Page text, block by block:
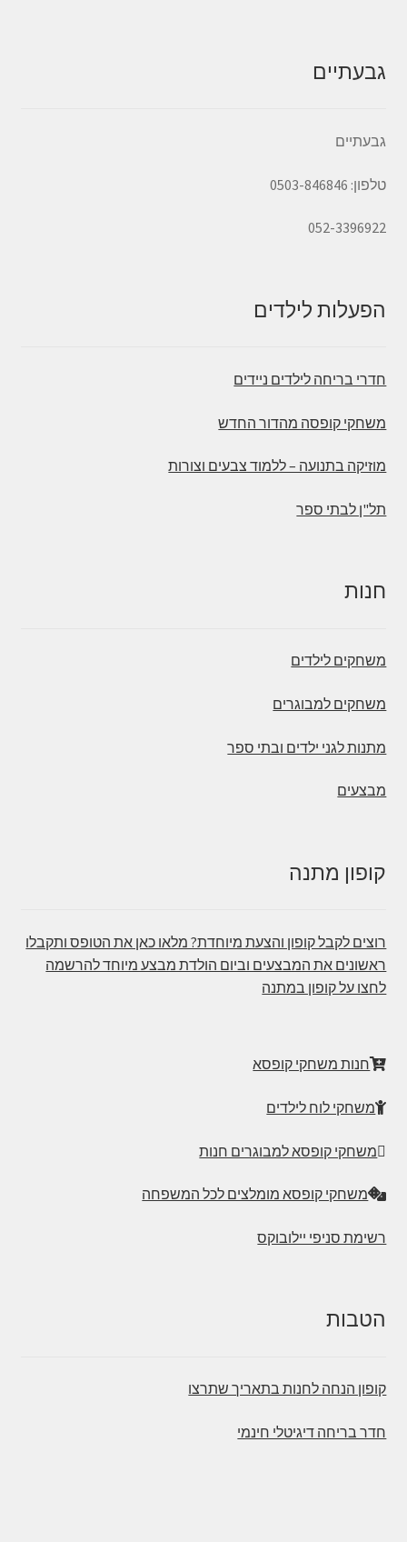
גבעתיים
גבעתיים
טלפון: 0503-846846
052-3396922
הפעלות לילדים
חדרי בריחה לילדים ניידים
משחקי קופסה מהדור החדש
מוזיקה בתנועה – ללמוד צבעים וצורות
תל"ן לבתי ספר
חנות
משחקים לילדים
משחקים למבוגרים
מתנות לגני ילדים ובתי ספר
מבצעים
קופון מתנה
רוצים לקבל קופון והצעת מיוחדת? מלאו כאן את הטופס ותקבלו
ראשונים את המבצעים וביום הולדת מבצע מיוחד להרשמה
לחצו על קופון במתנה
חנות משחקי קופסא
משחקי לוח לילדים
משחקי קופסא למבוגרים חנות
משחקי קופסא מומלצים לכל המשפחה
רשימת סניפי יילובוקס
הטבות
קופון הנחה לחנות בתאריך שתרצו
חדר בריחה דיגיטלי חינמי